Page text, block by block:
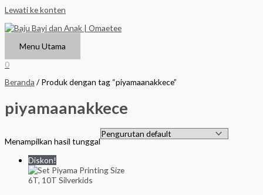
Lewati ke konten
Menu Utama
0
Beranda / Produk dengan tag “piyamaanakkece”
piyamaanakkece
Menampilkan hasil tunggal
Diskon!